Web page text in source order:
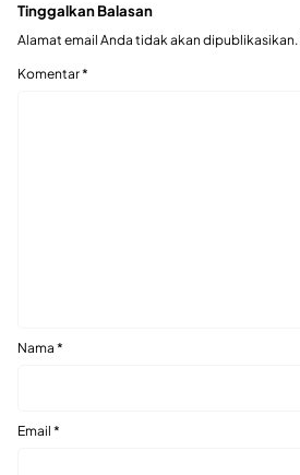
Tinggalkan Balasan
Alamat email Anda tidak akan dipublikasikan.
Komentar*
Nama *
Email *